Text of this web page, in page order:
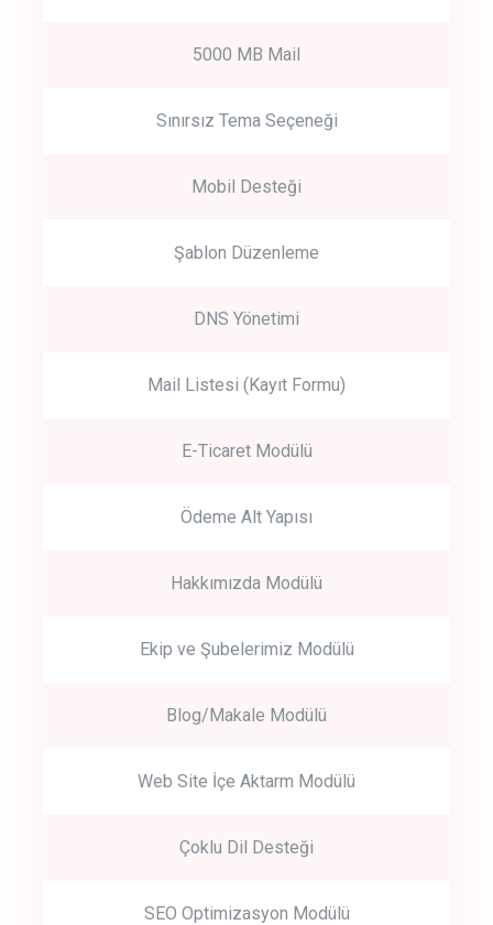
5000 MB Mail
Sınırsız Tema Seçeneği
Mobil Desteği
Şablon Düzenleme
DNS Yönetimi
Mail Listesi (Kayıt Formu)
E-Ticaret Modülü
Ödeme Alt Yapısı
Hakkımızda Modülü
Ekip ve Şubelerimiz Modülü
Blog/Makale Modülü
Web Site İçe Aktarm Modülü
Çoklu Dil Desteği
SEO Optimizasyon Modülü